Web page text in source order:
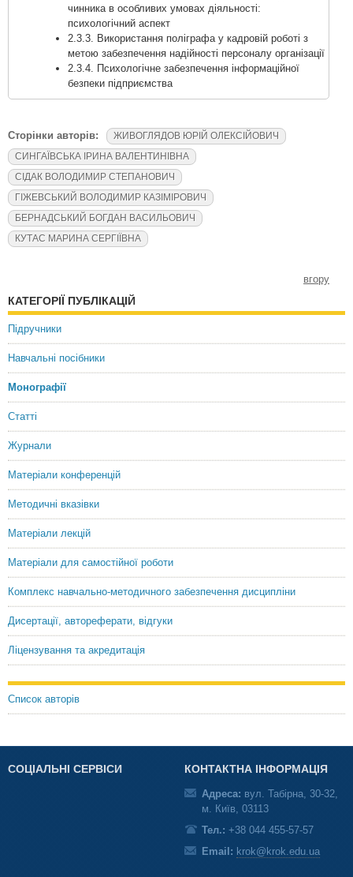
чинника в особливих умовах діяльності:
психологічний аспект
2.3.3. Використання поліграфа у кадровій роботі з
метою забезпечення надійності персоналу організації
2.3.4. Психологічне забезпечення інформаційної
безпеки підприємства
Сторінки авторів:
ЖИВОГЛЯДОВ ЮРІЙ ОЛЕКСІЙОВИЧ
СИНГАЇВСЬКА ІРИНА ВАЛЕНТИНІВНА
СІДАК ВОЛОДИМИР СТЕПАНОВИЧ
ГІЖЕВСЬКИЙ ВОЛОДИМИР КАЗІМІРОВИЧ
БЕРНАДСЬКИЙ БОГДАН ВАСИЛЬОВИЧ
КУТАС МАРИНА СЕРГІЇВНА
вгору
КАТЕГОРІЇ ПУБЛІКАЦІЙ
Підручники
Навчальні посібники
Монографії
Статті
Журнали
Матеріали конференцій
Методичні вказівки
Матеріали лекцій
Матеріали для самостійної роботи
Комплекс навчально-методичного забезпечення дисципліни
Дисертації, автореферати, відгуки
Ліцензування та акредитація
Список авторів
СОЦІАЛЬНІ СЕРВІСИ КОНТАКТНА ІНФОРМАЦІЯ
Адреса: вул. Табірна, 30-32,
м. Київ, 03113
Тел.: +38 044 455-57-57
Email: krok@krok.edu.ua